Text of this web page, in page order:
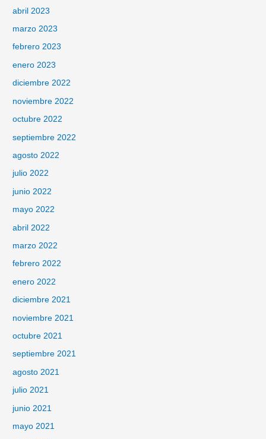
abril 2023
marzo 2023
febrero 2023
enero 2023
diciembre 2022
noviembre 2022
octubre 2022
septiembre 2022
agosto 2022
julio 2022
junio 2022
mayo 2022
abril 2022
marzo 2022
febrero 2022
enero 2022
diciembre 2021
noviembre 2021
octubre 2021
septiembre 2021
agosto 2021
julio 2021
junio 2021
mayo 2021